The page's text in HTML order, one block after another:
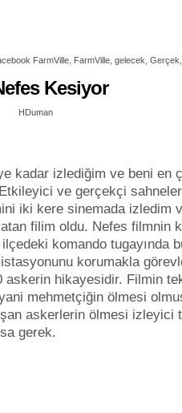
FarmVille FarmVille gelecek Gerçek
Kesiyor
HDuman
kadar izlediğim ve beni en
ve gerçekçi
iki kere sinemada izledim
filim oldu. Nefes filmnin
ilçedeki komando tugayında
korumakla
askerin hikayesidir. Filmin
mehmetçiğin ölmesi
askerlerin ölmesi izleyici
gerek.